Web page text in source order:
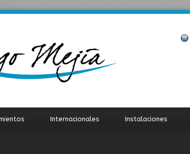
Internacionales Instalaciones